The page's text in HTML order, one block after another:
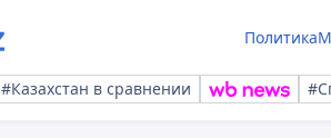
Политика
#Казахстан в сравнении